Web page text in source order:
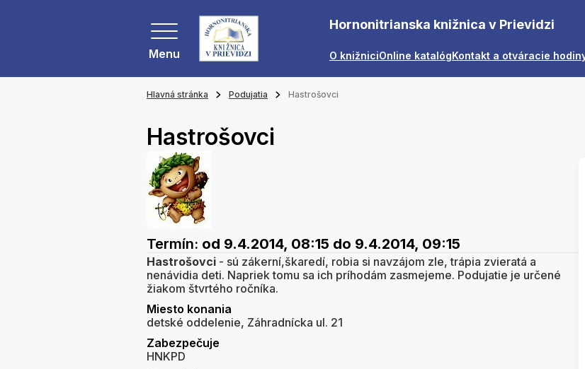
Menu
Hornonitrianska knižnica v Prievidzi
O knižniciOnline katalógKontakt a otváracie
Hlavná stránka Podujatia Hastrošovci
Hastrošovci
Termín: od 9.4.2014, 08:15 do 9.4.2014, 09:15
Hastrošovci - sú zákerní,škaredí, robia si navzájom zle, trápia zvieratá a
nenávidia deti. Napriek tomu sa ich príhodám zasmejeme. Podujatie je určené
žiakom štvrtého ročníka.
Miesto konania
detské oddelenie, Záhradnícka ul. 21
Zabezpečuje
HNKPD